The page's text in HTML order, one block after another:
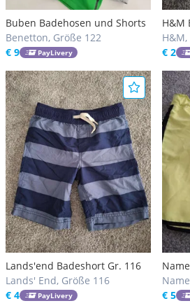
Buben Badehosen und Shorts
Benetton, Größe 122
€ 9
PayLivery
H&M
€ 2
Lands'end Badeshort Gr. 116
Lands' End, Größe 116
€ 4
PayLivery
Gr.
€ 5